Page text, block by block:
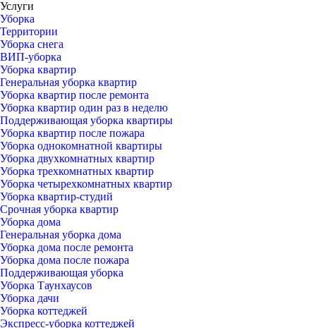
Услуги
Уборка
Территории
Уборка снега
ВИП-уборка
Уборка квартир
Генеральная уборка квартир
Уборка квартир после ремонта
Уборка квартир один раз в неделю
Поддерживающая уборка квартиры
Уборка квартир после пожара
Уборка однокомнатной квартиры
Уборка двухкомнатных квартир
Уборка трехкомнатных квартир
Уборка четырехкомнатных квартир
Уборка квартир-студий
Срочная уборка квартир
Уборка дома
Генеральная уборка дома
Уборка дома после ремонта
Уборка дома после пожара
Поддерживающая уборка
Уборка Таунхаусов
Уборка дачи
Уборка коттеджей
Экспресс-уборка коттеджей